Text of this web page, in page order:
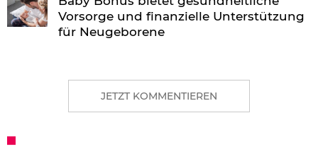
Vorsorge und finanzielle Unterstützung
für Neugeborene
JETZT KOMMENTIEREN